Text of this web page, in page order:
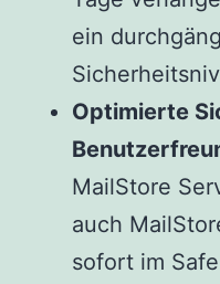
ein
Optimierte
MailStore
auch
sofort im